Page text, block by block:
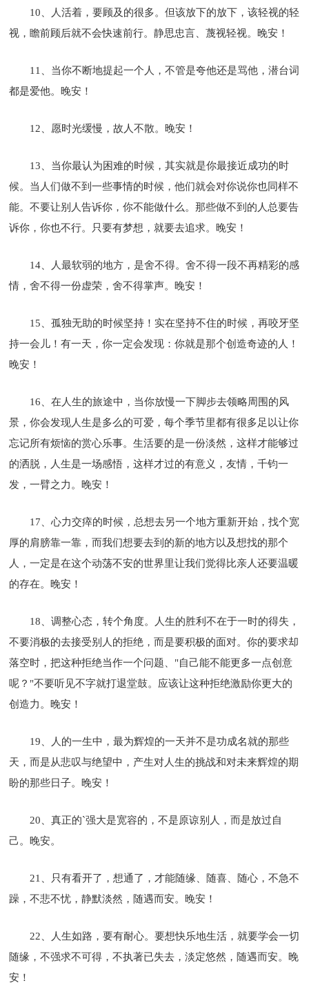
10、人活着，要顾及的很多。但该放下的放下，该轻视的轻
视，瞻前顾后就不会快速前行。静思忠言、蔑视轻视。晚安！
11、当你不断地提起一个人，不管是夸他还是骂他，潜台词
都是爱他。晚安！
12、愿时光缓慢，故人不散。晚安！
13、当你最认为困难的时候，其实就是你最接近成功的时
候。当人们做不到一些事情的时候，他们就会对你说你也同样不
能。不要让别人告诉你，你不能做什么。那些做不到的人总要告
诉你，你也不行。只要有梦想，就要去追求。晚安！
14、人最软弱的地方，是舍不得。舍不得一段不再精彩的感
情，舍不得一份虚荣，舍不得掌声。晚安！
15、孤独无助的时候坚持！实在坚持不住的时候，再咬牙坚
持一会儿！有一天，你一定会发现：你就是那个创造奇迹的人！
晚安！
16、在人生的旅途中，当你放慢一下脚步去领略周围的风
景，你会发现人生是多么的可爱，每个季节里都有很多足以让你
忘记所有烦恼的赏心乐事。生活要的是一份淡然，这样才能够过
的洒脱，人生是一场感悟，这样才过的有意义，友情，千钧一
发，一臂之力。晚安！
17、心力交瘁的时候，总想去另一个地方重新开始，找个宽
厚的肩膀靠一靠，而我们想要去到的新的地方以及想找的那个
人，一定是在这个动荡不安的世界里让我们觉得比亲人还要温暖
的存在。晚安！
18、调整心态，转个角度。人生的胜利不在于一时的得失，
不要消极的去接受别人的拒绝，而是要积极的面对。你的要求却
落空时，把这种拒绝当作一个问题、"自己能不能更多一点创意
呢？"不要听见不字就打退堂鼓。应该让这种拒绝激励你更大的
创造力。晚安！
19、人的一生中，最为辉煌的一天并不是功成名就的那些
天，而是从悲叹与绝望中，产生对人生的挑战和对未来辉煌的期
盼的那些日子。晚安！
20、真正的`强大是宽容的，不是原谅别人，而是放过自
己。晚安。
21、只有看开了，想通了，才能随缘、随喜、随心，不急不
躁，不悲不忧，静默淡然，随遇而安。晚安！
22、人生如路，要有耐心。要想快乐地生活，就要学会一切
随缘，不强求不可得，不执著已失去，淡定悠然，随遇而安。晚
安！